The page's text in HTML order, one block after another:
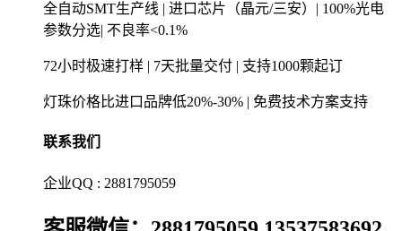
全自动SMT生产线 | 进口芯片（晶元/三安）| 100%光电
参数分选| 不良率<0.1%
72小时极速打样 | 7天批量交付 | 支持1000颗起订
灯珠价格比进口品牌低20%-30% | 免费技术方案支持
联系我们
企业QQ : 2881795059